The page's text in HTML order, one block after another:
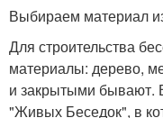
Выбираем материал
Для строительства
материалы: дерево,
и закрытыми бывают.
"Живых Беседок", в